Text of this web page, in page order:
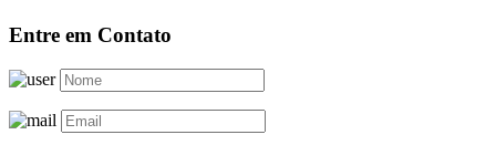
Entre em Contato